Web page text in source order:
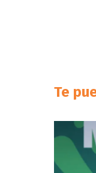
Te